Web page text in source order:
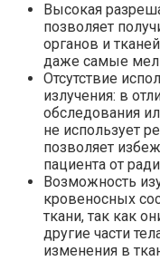
Высокая
позволяет
органов и
даже самые
Отсутствие
излучения: в
обследования
не использует
позволяет
пациента от
Возможность
кровеносных
ткани, так как
другие части
изменения в